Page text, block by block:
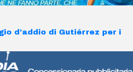
d’addio di Gutiérrez per i